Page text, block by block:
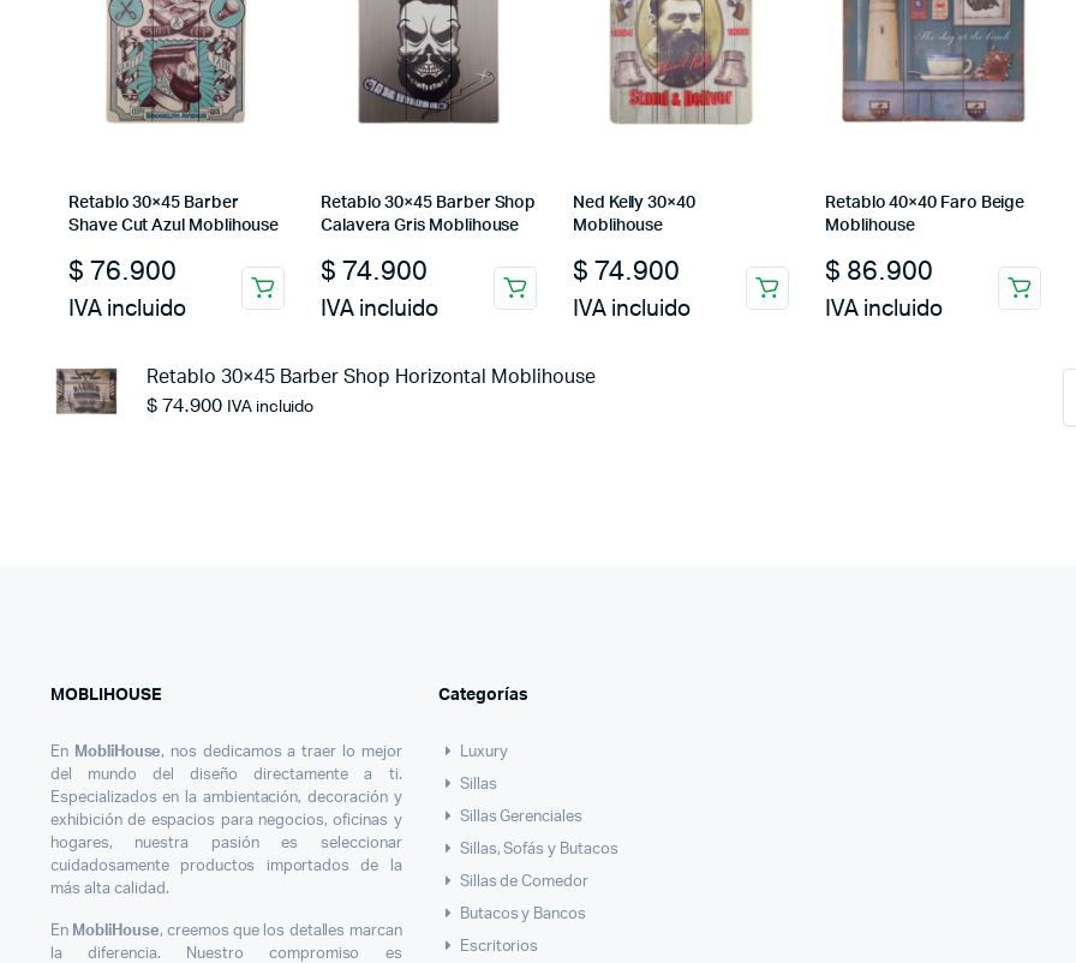
Retablo 30×45 Barber
Shave Cut Azul Moblihouse
$ 76.900
IVA incluido
Retablo 30×45 Barber Shop
Calavera Gris Moblihouse
$ 74.900
IVA incluido
Ned Kelly 30×40
Moblihouse
$ 74.900
IVA incluido
Retablo 40×40 Faro Beige
Moblihouse
$ 86.900
IVA incluido
Retablo 30×45 Barber Shop Horizontal Moblihouse
$74.900 IVA incluido
MOBLIHOUSE
En MobliHouse, nos dedicamos a traer lo mejor
del mundo del diseño directamente a ti.
Especializados en la ambientación, decoración y
exhibición de espacios para negocios, oficinas y
hogares, nuestra pasión es seleccionar
cuidadosamente productos importados de la
más alta calidad.
En MobliHouse, creemos que los detalles marcan
la diferencia. Nuestro compromiso es
Categorías
Luxury
Sillas
Sillas Gerenciales
Sillas, Sofás y Butacos
Sillas de Comedor
Butacos y Bancos
Escritorios